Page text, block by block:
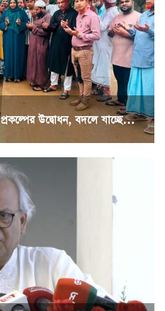
উদ্বোধন, বদলে যাচ্ছে…